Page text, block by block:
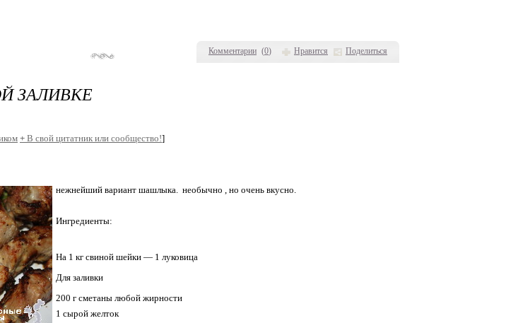
Комментарии (0) Нравится Поделиться
ЗАЛИВКЕ
+ В свой цитатник или сообщество!]
нежнейший вариант шашлыка. необычно , но очень вкусно.
Ингредиенты:
На 1 кг свиной шейки — 1 луковица
Для заливки
200 г сметаны любой жирности
1 сырой желток